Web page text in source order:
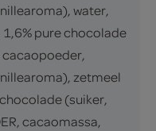
water,
pure chocolade
cacaopoeder,
zetmeel
(suiker,
cacaomassa,